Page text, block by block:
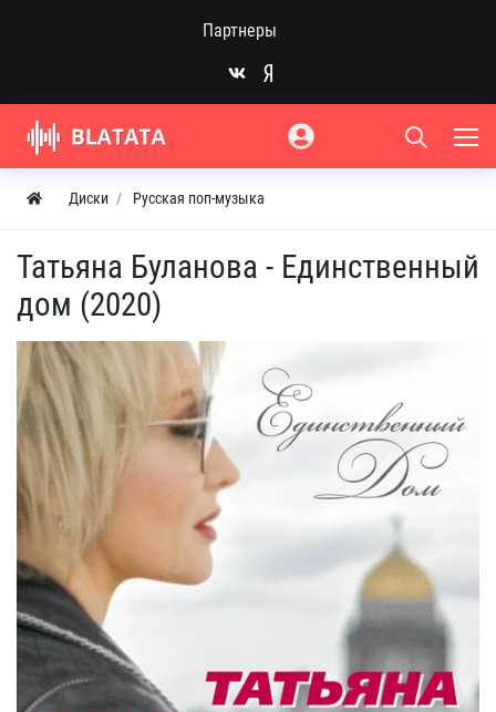
Партнеры
Диски Русская поп-музыка
Татьяна Буланова - Единственный
дом (2020)